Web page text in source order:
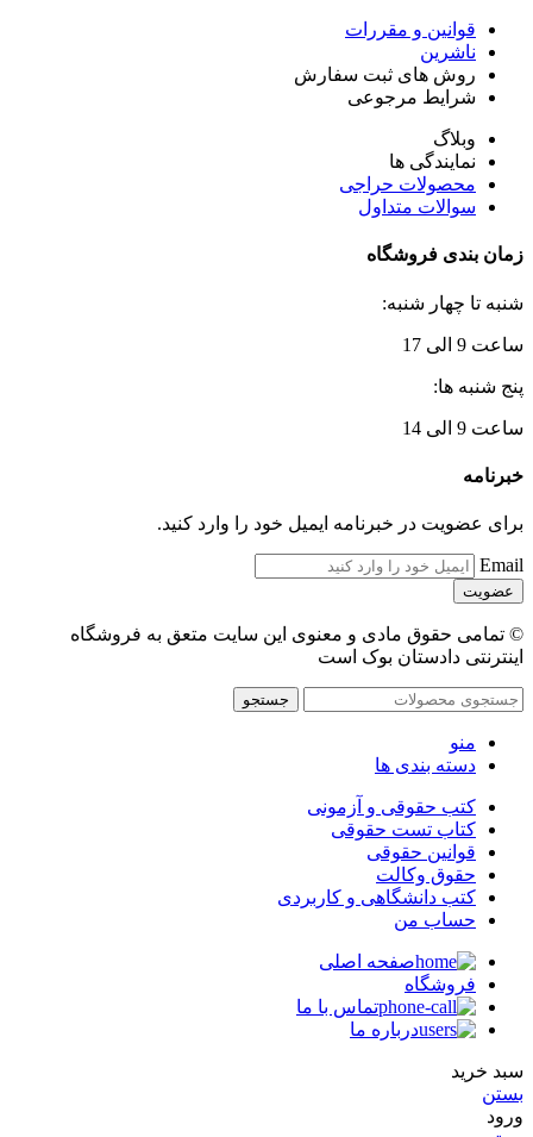
قوانین و مقررات
ناشرین
روش های ثبت سفارش
شرایط مرجوعی
وبلاگ
نمایندگی ها
محصولات حراجی
سوالات متداول
زمان بندی فروشگاه
شنبه تا چهار شنبه:
ساعت 9 الی 17
پنج شنبه ها:
ساعت 9 الی 14
خبرنامه
برای عضویت در خبرنامه ایمیل خود را وارد کنید.
Email
© تمامی حقوق مادی و معنوی این سایت متعق به فروشگاه
اینترنتی دادستان بوک است
جستجو
منو
دسته بندی ها
کتب حقوقی و آزمونی
کتاب تست حقوقی
قوانین حقوقی
حقوق وکالت
کتب دانشگاهی و کاربردی
حساب من
صفحه اصلی
فروشگاه
تماس با ما
درباره ما
سبد خرید
بستن
ورود